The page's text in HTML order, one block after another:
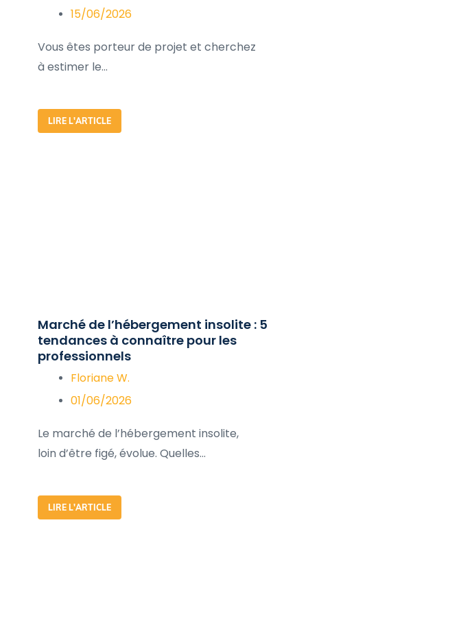
15/06/2026
Vous êtes porteur de projet et cherchez
à estimer le...
LIRE L'ARTICLE
Marché de l’hébergement insolite : 5
tendances à connaître pour les
professionnels
Floriane W.
01/06/2026
Le marché de l’hébergement insolite,
loin d’être figé, évolue. Quelles...
LIRE L'ARTICLE